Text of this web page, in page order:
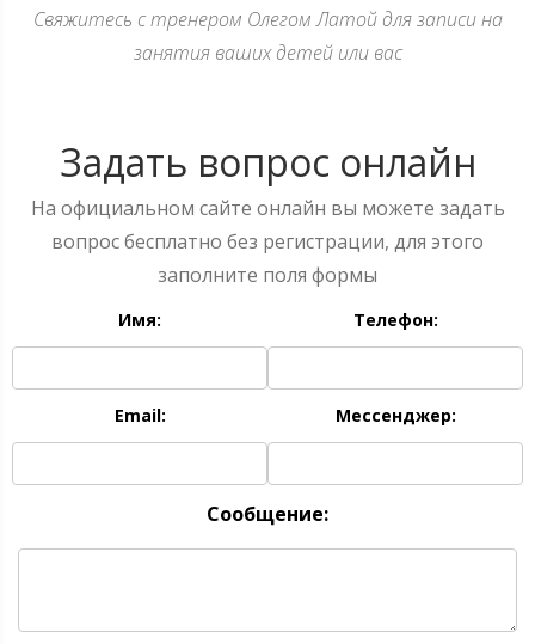
Свяжитесь с тренером Олегом Латой для записи на
занятия ваших детей или вас
Задать вопрос онлайн
На официальном сайте онлайн вы можете задать
вопрос бесплатно без регистрации, для этого
заполните поля формы
Имя: Телефон:
Email: Мессенджер:
Сообщение: